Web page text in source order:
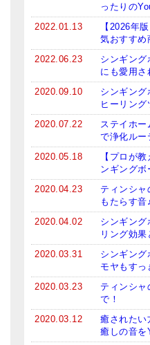
ロゴステッカー・ポストカー
亡命チベット人尼僧のお守り
チベット・マントラ・ヒーリ
シンギングボウル講座
初級講座
倍音呼吸法レッスン
中級講座
上級講座
ビギナー講師・養成講座
About Us
ったりの
2022.01.13
【2026年
気おすすめ
2022.06.23
シンギング
にも愛用さ
2020.09.10
シンギング
ヒーリング
2020.07.22
ステイホ
で浄化ルー
2020.05.18
【プロが
ンギングボ
2020.04.23
ティンシャ
もたらす音
2020.04.02
シンギング
リング効果
2020.03.31
シンギング
モヤもすっ
2020.03.23
ティンシャ
で！
2020.03.12
癒されたい
癒しの音を